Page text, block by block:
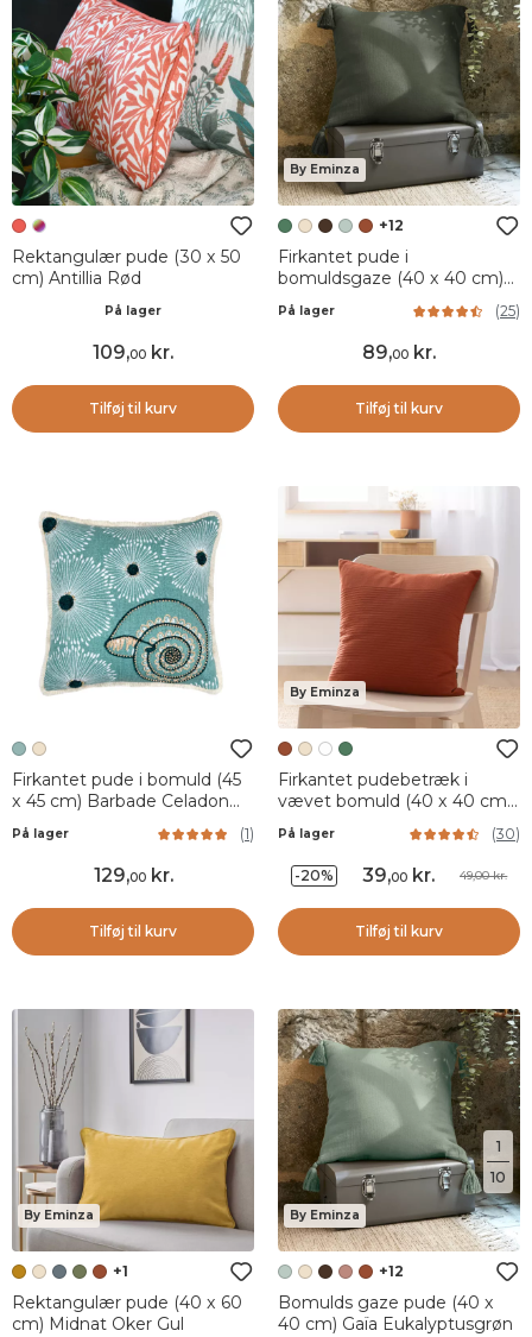
1
10
Rektangulær pude (30 x 50
cm) Antillia Rød
På lager
109,00 kr.
Tilføj til kurv
By Eminza
+12
Firkantet pude i
bomuldsgaze (40 x 40 cm)
Gaïa Rosmarin Grøn
På lager (25)
89,00 kr.
Tilføj til kurv
Firkantet pude i bomuld (45
x 45 cm) Barbade Celadon
Grøn
På lager (1)
129,00kr.
Tilføj til kurv
By Eminza
Firkantet pudebetræk i
vævet bomuld (40 x 40 cm)
Léa Terracotta
På lager (30)
-20% 39,00kr. 49,00 kr.
Tilføj til kurv
By Eminza
+1
Rektangulær pude (40 x 60
cm) Midnat Oker Gul
By Eminza
+12
Bomulds gaze pude (40 x
40 cm) Gaïa Eukalyptusgrøn